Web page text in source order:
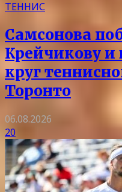
ТЕННИС
Самсонова
Крейчикову
круг
Торонто
06.08.2026
20